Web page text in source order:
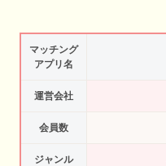
マッチング
アプリ名
運営会社
会員数
ジャンル